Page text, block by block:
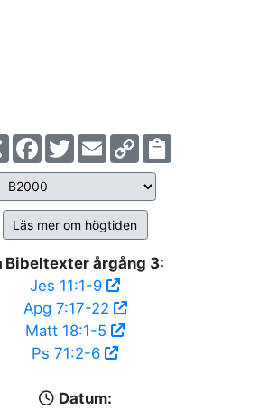
ShareFacebook
TwitterEmailCopy
Link
Läs mer om högtiden
Bibeltexter årgång 3:
Jes 11:1-9
Apg 7:17-22
Matt 18:1-5
Ps 71:2-6
Datum: